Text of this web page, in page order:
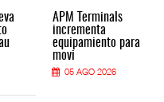
APM Terminals
incrementa
equipamiento para
movi
05 AGO 2026